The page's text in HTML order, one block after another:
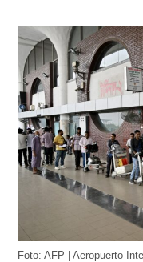
Foto: AFP | Aeropuerto